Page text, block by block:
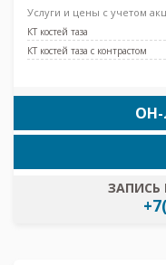
Услуги и цены с учетом
КТ костей таза
КТ костей таза с контрастом
ЗАПИСЬ